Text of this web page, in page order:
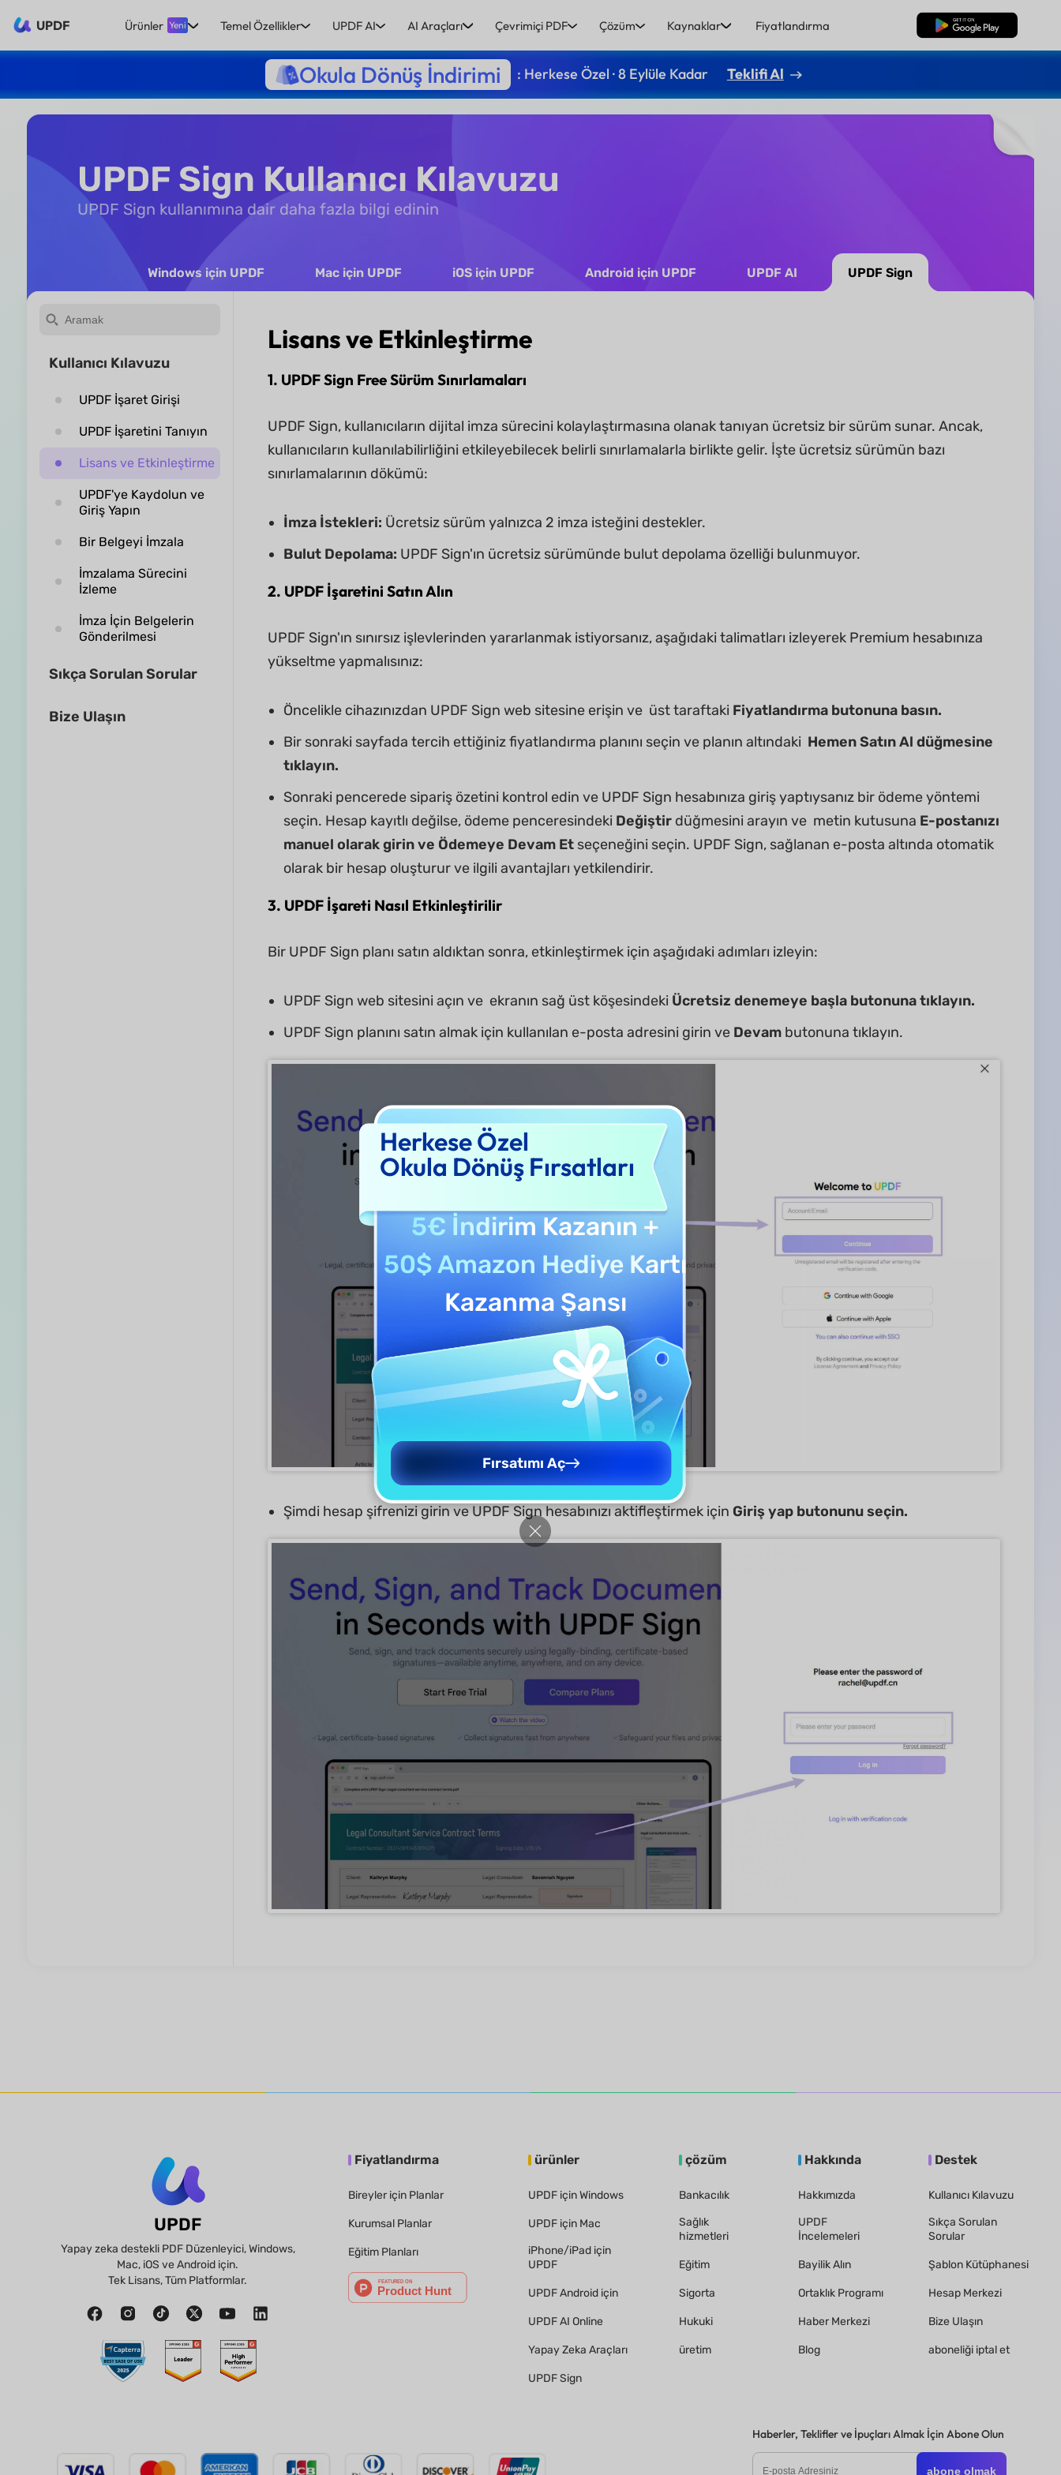
UPDF Ürünler Yeni Temel Özellikler UPDF AI AI Araçları Çevrimiçi PDF Çözüm Kaynaklar Fiyatlandırma Ücretsiz İndirme
Okula Dönüş İndirimi : Herkese Özel · 8 Eylüle Kadar Teklifi Al
UPDF Sign Kullanıcı Kılavuzu
UPDF Sign kullanımına dair daha fazla bilgi edinin
Windows için UPDF Mac için UPDF iOS için UPDF Android için UPDF UPDF AI UPDF Sign
Kullanıcı Kılavuzu
UPDF İşaret Girişi
UPDF İşaretini Tanıyın
Lisans ve Etkinleştirme
UPDF'ye Kaydolun ve
Giriş Yapın
Bir Belgeyi İmzala
İmzalama Sürecini
İzleme
İmza İçin Belgelerin
Gönderilmesi
Sıkça Sorulan Sorular
Bize Ulaşın
Lisans ve Etkinleştirme
1. UPDF Sign Free Sürüm Sınırlamaları
UPDF Sign, kullanıcıların dijital imza sürecini kolaylaştırmasına olanak tanıyan ücretsiz bir sürüm sunar. Ancak,
kullanıcıların kullanılabilirliğini etkileyebilecek belirli sınırlamalarla birlikte gelir. İşte ücretsiz sürümün bazı
sınırlamalarının dökümü:
İmza İstekleri: Ücretsiz sürüm yalnızca 2 imza isteğini destekler.
Bulut Depolama: UPDF Sign'ın ücretsiz sürümünde bulut depolama özelliği bulunmuyor.
2. UPDF İşaretini Satın Alın
UPDF Sign'ın sınırsız işlevlerinden yararlanmak istiyorsanız, aşağıdaki talimatları izleyerek Premium hesabınıza
yükseltme yapmalısınız:
Öncelikle cihazınızdan UPDF Sign web sitesine erişin ve üst taraftaki Fiyatlandırma butonuna basın.
Bir sonraki sayfada tercih ettiğiniz fiyatlandırma planını seçin ve planın altındaki Hemen Satın Al düğmesine
tıklayın.
Sonraki pencerede sipariş özetini kontrol edin ve UPDF Sign hesabınıza giriş yaptıysanız bir ödeme yöntemi
seçin. Hesap kayıtlı değilse, ödeme penceresindeki Değiştirdüğmesini arayın ve metin kutusuna E-postanızı
manuel olarak girin ve Ödemeye Devam Etseçeneğini seçin. UPDF Sign, sağlanan e-posta altında otomatik
olarak bir hesap oluşturur ve ilgili avantajları yetkilendirir.
3. UPDF İşareti Nasıl Etkinleştirilir
Bir UPDF Sign planı satın aldıktan sonra, etkinleştirmek için aşağıdaki adımları izleyin:
UPDF Sign web sitesini açın ve ekranın sağ üst köşesindeki Ücretsiz denemeye başla butonuna tıklayın.
UPDF Sign planını satın almak için kullanılan e-posta adresini girin ve Devambutonuna tıklayın.
Şimdi hesap şifrenizi girin ve UPDF Sign hesabınızı aktifleştirmek için Giriş yap butonunu seçin.
Herkese Özel
Okula Dönüş Fırsatları
5€ İndirim Kazanın +
50$ Amazon Hediye Kartı
Kazanma Şansı
Fırsatımı Aç
UPDF
Yapay zeka destekli PDF Düzenleyici, Windows,
Mac, iOS ve Android için.
Tek Lisans, Tüm Platformlar.
Fiyatlandırma
Bireyler için Planlar
Kurumsal Planlar
Eğitim Planları
ürünler
UPDF için Windows
UPDF için Mac
iPhone/iPad için
UPDF
UPDF Android için
UPDF AI Online
Yapay Zeka Araçları
UPDF Sign
çözüm
Bankacılık
Sağlık
hizmetleri
Eğitim
Sigorta
Hukuki
üretim
Hakkında
Hakkımızda
UPDF
İncelemeleri
Bayilik Alın
Ortaklık Programı
Haber Merkezi
Blog
Destek
Kullanıcı Kılavuzu
Sıkça Sorulan
Sorular
Şablon Kütüphanesi
Hesap Merkezi
Bize Ulaşın
aboneliği iptal et
Haberler, Teklifler ve İpuçları Almak İçin Abone Olun
abone olmak